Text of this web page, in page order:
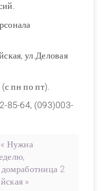
ул.Деловая
пн по пт).
85-64, (093)003-
« Нужна
2
»